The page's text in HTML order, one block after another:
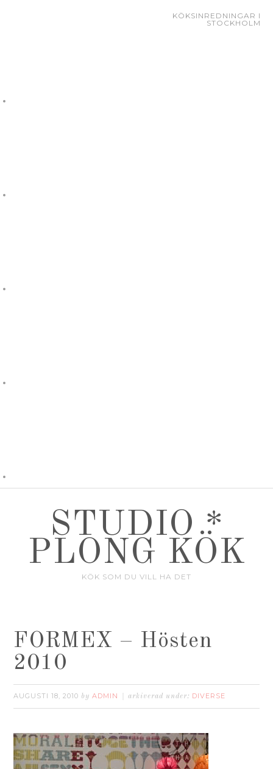
KÖKSINREDNINGAR I
STOCKHOLM
STUDIO *
PLONG KÖK
KÖK SOM DU VILL HA DET
FORMEX – Hösten
2010
AUGUSTI 18, 2010 byADMIN arkiverad under: DIVERSE